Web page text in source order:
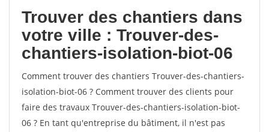
Trouver des chantiers dans
votre ville : Trouver-des-
chantiers-isolation-biot-06
Comment trouver des chantiers Trouver-des-chantiers-
isolation-biot-06 ? Comment trouver des clients pour
faire des travaux Trouver-des-chantiers-isolation-biot-
06 ? En tant qu'entreprise du bâtiment, il n'est pas